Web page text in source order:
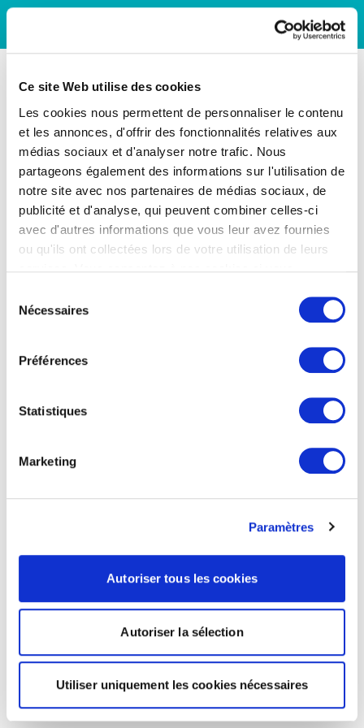
Ce site Web utilise des cookies
Les cookies nous permettent de personnaliser le contenu
et les annonces, d'offrir des fonctionnalités relatives aux
médias sociaux et d'analyser notre trafic. Nous
partageons également des informations sur l'utilisation de
notre site avec nos partenaires de médias sociaux, de
publicité et d'analyse, qui peuvent combiner celles-ci
avec d'autres informations que vous leur avez fournies
ou qu'ils ont collectées lors de votre utilisation de leurs
Nécessaires
Préférences
Statistiques
Marketing
Paramètres
Autoriser tous les cookies
Autoriser la sélection
Utiliser uniquement les cookies nécessaires